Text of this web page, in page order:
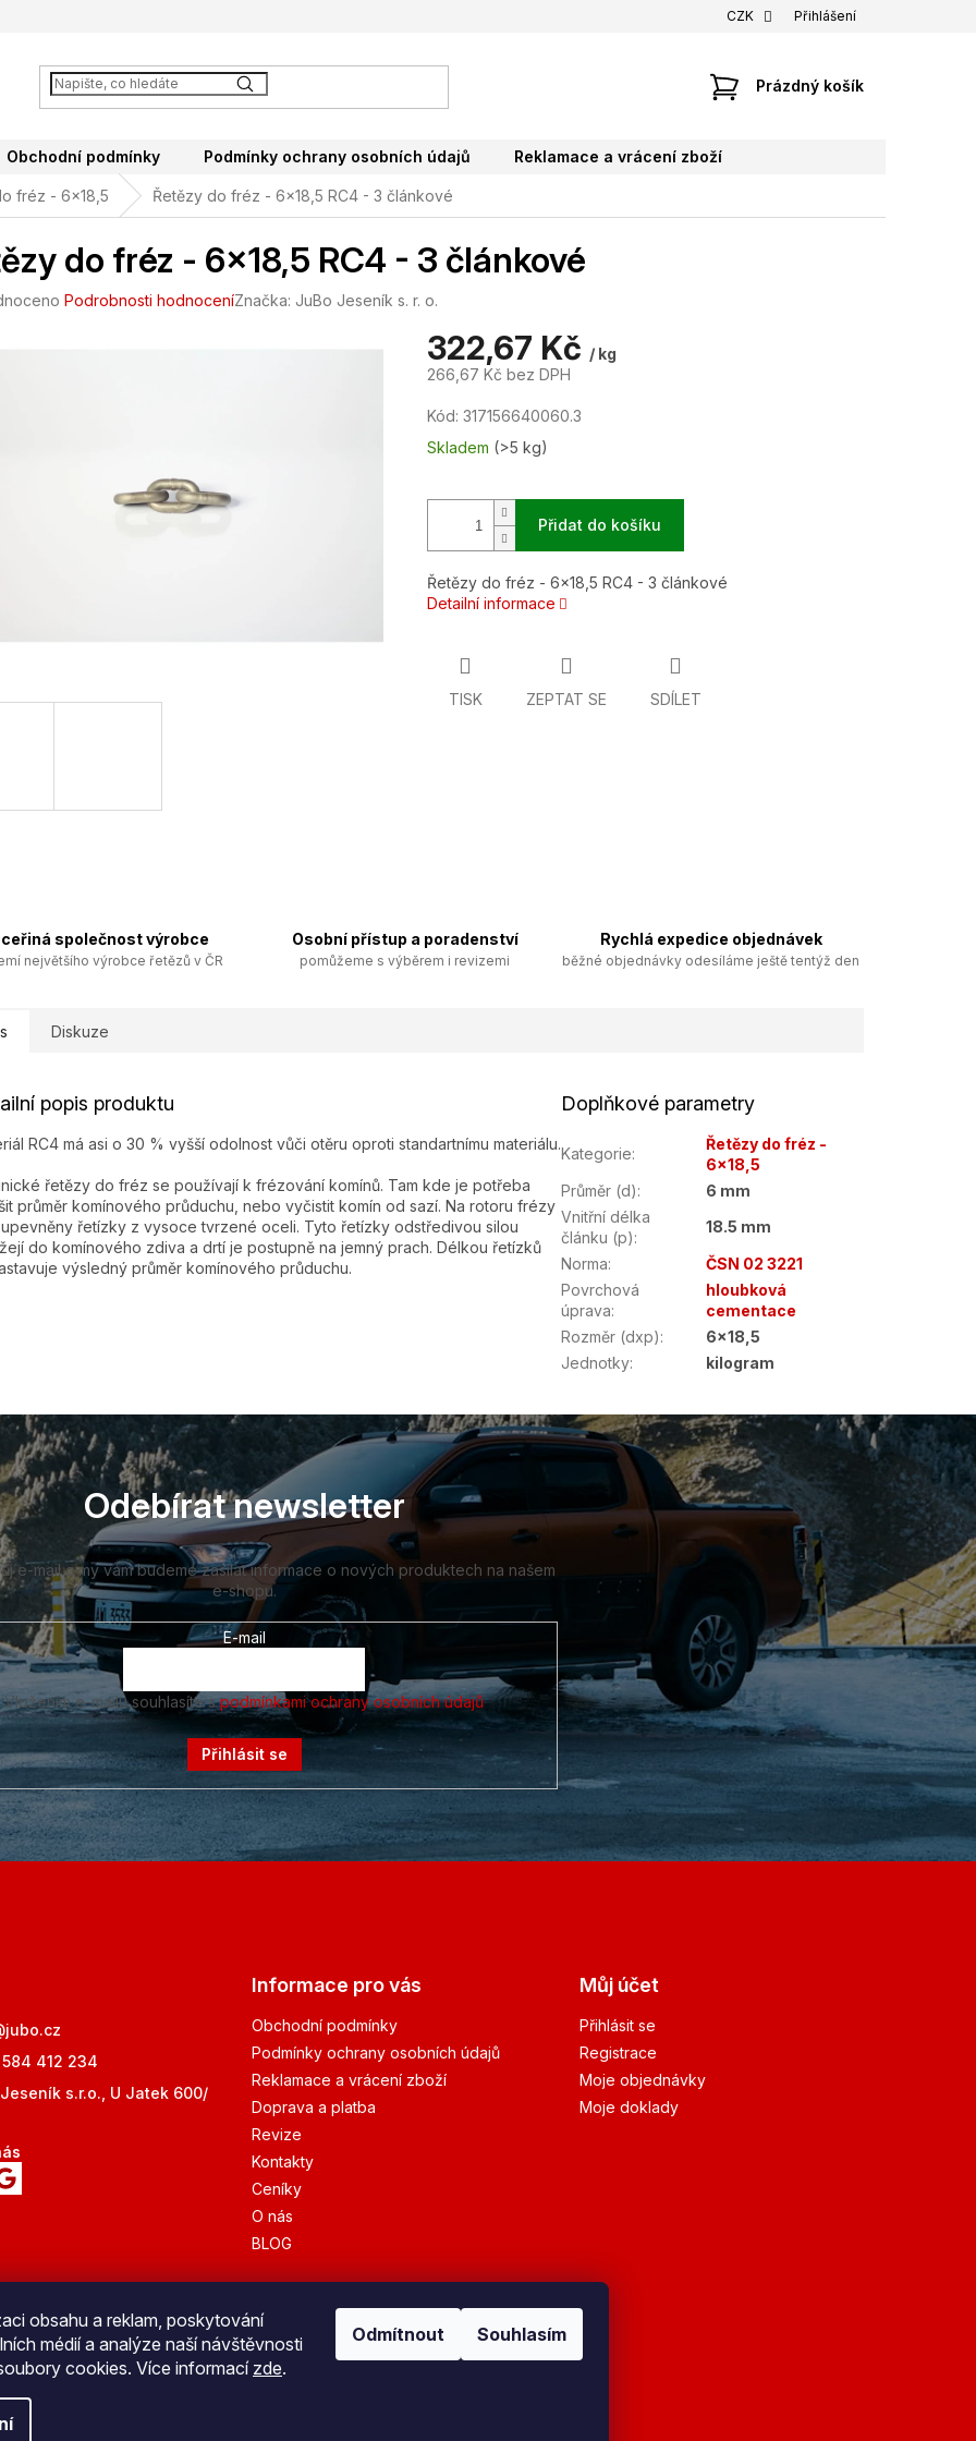
obsahu a reklam, poskytování
médií a analýze naší návštěvnosti
cookies. Více informací zde.
Odmítnout Souhlasím
CZK Přihlášení
NÁKUPNÍ
Prázdný košík
Obchodní podmínky Podmínky ochrany osobních údajů Reklamace a vrácení zboží
fréz - 6x18,5 Řetězy do fréz - 6x18,5 RC4 - 3 článkové
do fréz - 6x18,5 RC4 - 3 článkové
Podrobnosti hodnoceníZnačka: JuBo Jeseník s. r. o.
322,67 Kč / kg
266,67 Kč bez DPH
Měrná
cena:
Kód: 317156640060.3
Skladem (>5 kg)
Přidat do košíku
Řetězy do fréz - 6x18,5 RC4 - 3 článkové
Detailní informace
TISK ZEPTAT SE SDÍLET
společnost výrobce
největšího výrobce řetězů v ČR
Osobní přístup a poradenství
pomůžeme s výběrem i revizemi
Rychlá expedice objednávek
běžné objednávky odesíláme ještě tentýž den
Diskuze
popis produktu
RC4 má asi o 30 % vyšší odolnost vůči otěru oproti standartnímu materiálu.
řetězy do fréz se používají k frézování komínů. Tam kde je potřeba
průměr komínového průduchu, nebo vyčistit komín od sazí. Na rotoru frézy
řetízky z vysoce tvrzené oceli. Tyto řetízky odstředivou silou
do komínového zdiva a drtí je postupně na jemný prach. Délkou řetízků
výsledný průměr komínového průduchu.
Doplňkové parametry
Kategorie:
Řetězy do fréz -
6x18,5
Průměr (d):
6 mm
Vnitřní délka
článku (p):
18.5 mm
Norma:
ČSN 02 3221
Povrchová
úprava:
hloubková
cementace
Rozměr (dxp):
6x18,5
Jednotky: kilogram
Odebírat newsletter
e-mail a my vám budeme zasílat informace o nových produktech na našem
e-shopu.
E-mail
Vložením e-mailu souhlasíte spodmínkami ochrany osobních údajů
Přihlásit se
jubo.cz
412 234
s.r.o., U Jatek 600/
Informace pro vás
Obchodní podmínky
Podmínky ochrany osobních údajů
Reklamace a vrácení zboží
Doprava a platba
Revize
Kontakty
Ceníky
O nás
BLOG
Můj účet
Přihlásit se
Registrace
Moje objednávky
Moje doklady
Bezpečná platba